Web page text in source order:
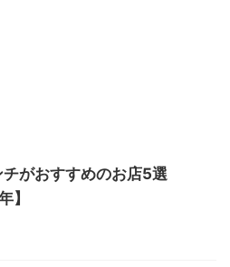
がおすすめのお店5選
】